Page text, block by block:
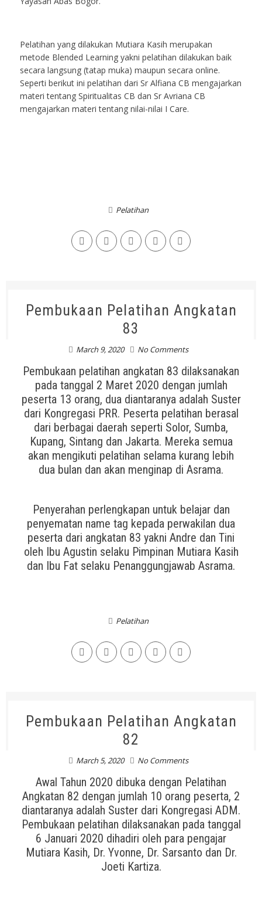
Pelatihan yang dilakukan Mutiara Kasih merupakan
metode Blended Learning yakni pelatihan dilakukan baik
secara langsung (tatap muka) maupun secara online.
Seperti berikut ini pelatihan dari Sr Alfiana CB mengajarkan
materi tentang Spiritualitas CB dan Sr Avriana CB
mengajarkan materi tentang nilai-nilai I Care.
Pelatihan
Pembukaan Pelatihan Angkatan
83
March 9, 2020 No Comments
Pembukaan pelatihan angkatan 83 dilaksanakan
pada tanggal 2 Maret 2020 dengan jumlah
peserta 13 orang, dua diantaranya adalah Suster
dari Kongregasi PRR. Peserta pelatihan berasal
dari berbagai daerah seperti Solor, Sumba,
Kupang, Sintang dan Jakarta. Mereka semua
akan mengikuti pelatihan selama kurang lebih
dua bulan dan akan menginap di Asrama.
Penyerahan perlengkapan untuk belajar dan
penyematan name tag kepada perwakilan dua
peserta dari angkatan 83 yakni Andre dan Tini
oleh Ibu Agustin selaku Pimpinan Mutiara Kasih
dan Ibu Fat selaku Penanggungjawab Asrama.
Pelatihan
Pembukaan Pelatihan Angkatan
82
March 5, 2020 No Comments
Awal Tahun 2020 dibuka dengan Pelatihan
Angkatan 82 dengan jumlah 10 orang peserta, 2
diantaranya adalah Suster dari Kongregasi ADM.
Pembukaan pelatihan dilaksanakan pada tanggal
6 Januari 2020 dihadiri oleh para pengajar
Mutiara Kasih, Dr. Yvonne, Dr. Sarsanto dan Dr.
Joeti Kartiza.